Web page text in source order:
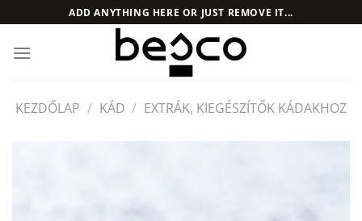
to
content
ADD ANYTHING HERE OR JUST REMOVE IT...
KEZDŐLAP / KÁD / EXTRÁK, KIEGÉSZÍTŐK KÁDAKHOZ